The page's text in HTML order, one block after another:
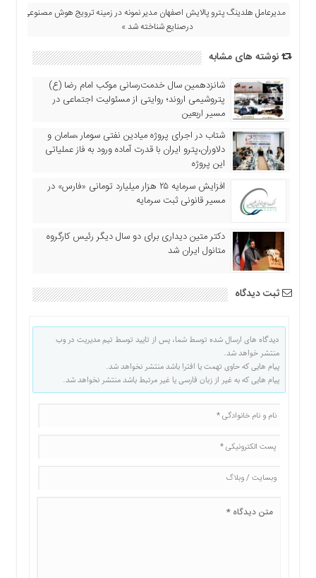
مدیرعامل هلدینگ پترو پالایش اصفهان مدیر نمونه در زمینه ترویج هوش مصنوعی
درصنایع شناخته شد »
نوشته های مشابه
شانزدهمین سال خدمت‌رسانی موکب امام رضا (ع)
پتروشیمی اروند؛ روایتی از مسئولیت اجتماعی در
مسیر اربعین
شتاب در اجرای پروژه میادین نفتی سومار ،سامان و
دلاوران،پترو ایران با قدرت آماده ورود به فاز عملیاتی
این پروژه
افزایش سرمایه ۲۵ هزار میلیارد تومانی «فارس» در
مسیر قانونی ثبت سرمایه
دکتر متین دیداری برای دو سال دیگر رئیس کارگروه
متانول ایران شد
ثبت دیدگاه
دیدگاه های ارسال شده توسط شما، پس از تایید توسط تیم مدیریت در وب
منتشر خواهد شد.
پیام هایی که حاوی تهمت یا افترا باشد منتشر نخواهد شد.
پیام هایی که به غیر از زبان فارسی یا غیر مرتبط باشد منتشر نخواهد شد.